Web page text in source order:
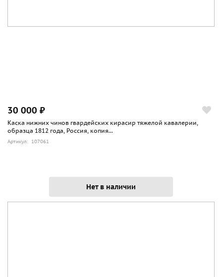
30 000 ₽
Каска нижних чинов гвардейских кирасир тяжелой кавалерии,
образца 1812 года, Россия, копия...
Артикул: 107061
Нет в наличии